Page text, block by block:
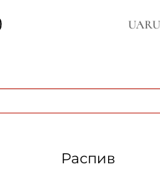
UARU
Распив